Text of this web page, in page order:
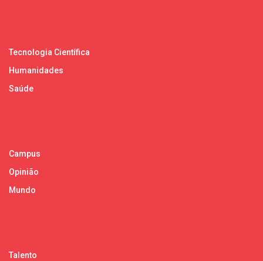
Tecnologia Científica
Humanidades
Saúde
Campus
Opinião
Mundo
Talento